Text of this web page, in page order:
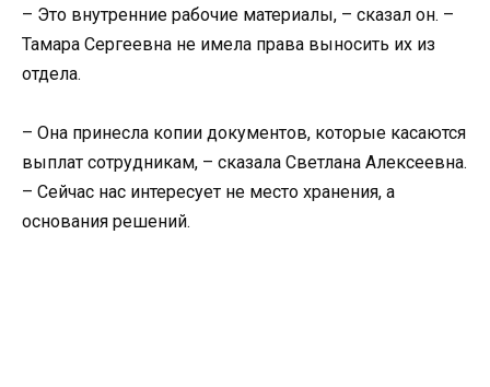
– Это внутренние рабочие материалы, – сказал он. –
Тамара Сергеевна не имела права выносить их из
отдела.
– Она принесла копии документов, которые касаются
выплат сотрудникам, – сказала Светлана Алексеевна.
– Сейчас нас интересует не место хранения, а
основания решений.